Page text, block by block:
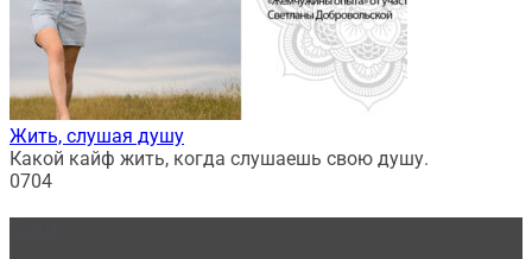
Жить, слушая душу
Какой кайф жить, когда слушаешь свою душу.
0704